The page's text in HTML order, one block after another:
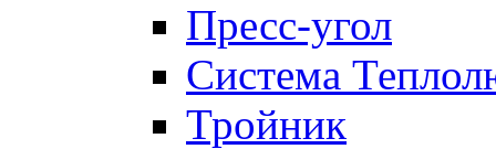
Пресс-угол
Система
Тройник